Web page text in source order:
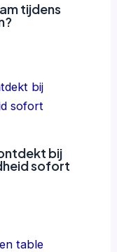
tijdens
bij
sofort